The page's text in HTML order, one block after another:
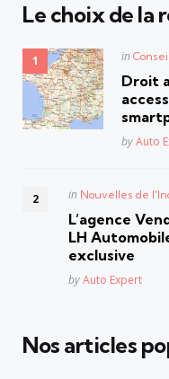
Le choix de la
Posted
in
Droit
Posted
byAuto
Posted
in Nouvelles de
L’agence
LH
exclusive
Posted
byAuto Expert
Nos articles